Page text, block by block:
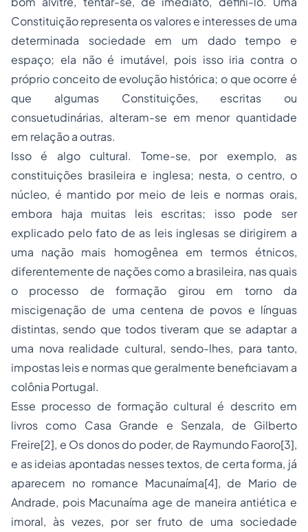
Constituição representa os valores e interesses de uma
determinada sociedade em um dado tempo e
espaço; ela não é imutável, pois isso iria contra o
próprio conceito de evolução histórica; o que ocorre é
que algumas Constituições, escritas ou
consuetudinárias, alteram-se em menor quantidade
em relação a outras.
Isso é algo cultural. Tome-se, por exemplo, as
constituições brasileira e inglesa; nesta, o centro, o
núcleo, é mantido por meio de leis e normas orais,
embora haja muitas leis escritas; isso pode ser
explicado pelo fato de as leis inglesas se dirigirem a
uma nação mais homogênea em termos étnicos,
diferentemente de nações como a brasileira, nas quais
o processo de formação girou em torno da
miscigenação de uma centena de povos e línguas
distintas, sendo que todos tiveram que se adaptar a
uma nova realidade cultural, sendo-lhes, para tanto,
impostas leis e normas que geralmente beneficiavam a
colônia Portugal.
Esse processo de formação cultural é descrito em
livros como Casa Grande e Senzala, de Gilberto
Freire[2], e Os donos do poder, de Raymundo Faoro[3],
e as ideias apontadas nesses textos, de certa forma, já
aparecem no romance Macunaíma[4], de Mario de
Andrade, pois Macunaíma age de maneira antiética e
imoral, às vezes, por ser fruto de uma sociedade